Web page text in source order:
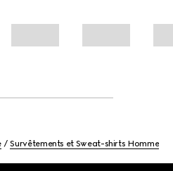
Survêtements et Sweat-shirts Homme